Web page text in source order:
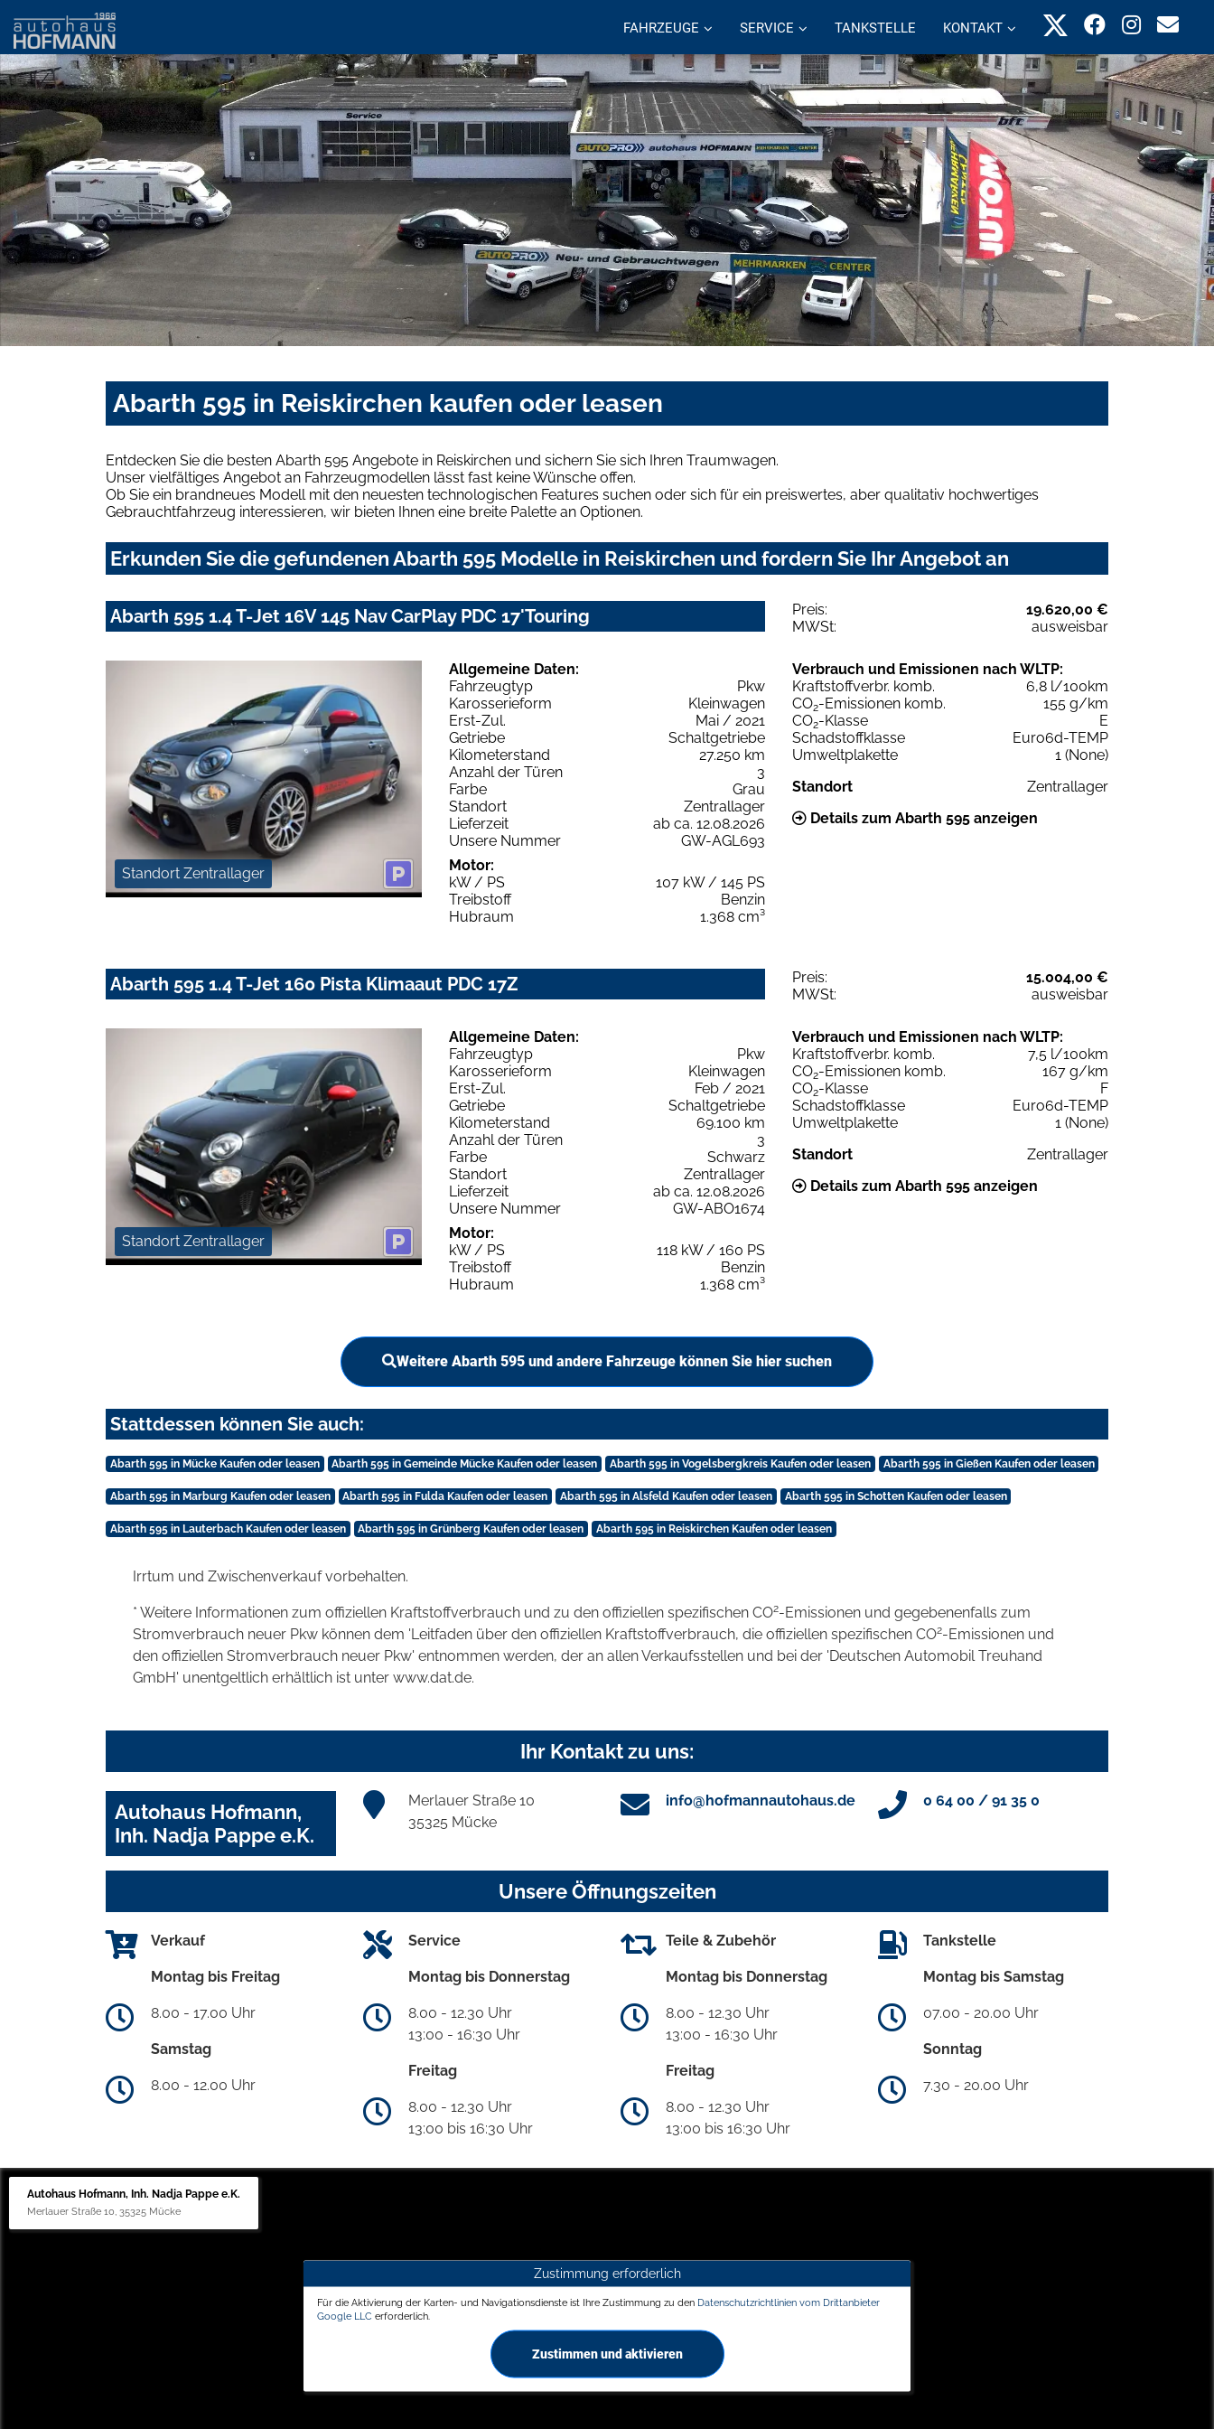
FAHRZEUGE SERVICE TANKSTELLE KONTAKT
Abarth 595 in Reiskirchen kaufen oder leasen
Entdecken Sie die besten Abarth 595 Angebote in Reiskirchen und sichern Sie sich Ihren Traumwagen.
Unser vielfältiges Angebot an Fahrzeugmodellen lässt fast keine Wünsche offen.
Ob Sie ein brandneues Modell mit den neuesten technologischen Features suchen oder sich für ein preiswertes, aber qualitativ hochwertiges
Gebrauchtfahrzeug interessieren, wir bieten Ihnen eine breite Palette an Optionen.
Erkunden Sie die gefundenen Abarth 595 Modelle in Reiskirchen und fordern Sie Ihr Angebot an
Abarth 595 1.4 T-Jet 16V 145 Nav CarPlay PDC 17'Touring Preis:
19.620,00 €
MWSt:
ausweisbar
Standort Zentrallager
Allgemeine Daten:
Fahrzeugtyp
Pkw
Karosserieform
Kleinwagen
Erst-Zul.
Mai / 2021
Getriebe
Schaltgetriebe
Kilometerstand
27.250 km
Anzahl der Türen
3
Farbe
Grau
Standort
Zentrallager
Lieferzeit
ab ca. 12.08.2026
Unsere Nummer
GW-AGL693
Motor:
kW / PS
107 kW / 145 PS
Treibstoff
Benzin
Hubraum
1.368 cm³
Verbrauch und Emissionen nach WLTP:
Kraftstoffverbr. komb.
6,8 l/100km
CO2-Emissionen komb.
155 g/km
CO2-Klasse
E
Schadstoffklasse
Euro6d-TEMP
Umweltplakette
1 (None)
Standort
Zentrallager
Details zum Abarth 595 anzeigen
Abarth 595 1.4 T-Jet 160 Pista Klimaaut PDC 17Z Preis:
15.004,00 €
MWSt:
ausweisbar
Standort Zentrallager
Allgemeine Daten:
Fahrzeugtyp
Pkw
Karosserieform
Kleinwagen
Erst-Zul.
Feb / 2021
Getriebe
Schaltgetriebe
Kilometerstand
69.100 km
Anzahl der Türen
3
Farbe
Schwarz
Standort
Zentrallager
Lieferzeit
ab ca. 12.08.2026
Unsere Nummer
GW-ABO1674
Motor:
kW / PS
118 kW / 160 PS
Treibstoff
Benzin
Hubraum
1.368 cm³
Verbrauch und Emissionen nach WLTP:
Kraftstoffverbr. komb.
7,5 l/100km
CO2-Emissionen komb.
167 g/km
CO2-Klasse
F
Schadstoffklasse
Euro6d-TEMP
Umweltplakette
1 (None)
Standort
Zentrallager
Details zum Abarth 595 anzeigen
Weitere Abarth 595 und andere Fahrzeuge können Sie hier suchen
Stattdessen können Sie auch:
Abarth 595 in Mücke Kaufen oder leasen Abarth 595 in Gemeinde Mücke Kaufen oder leasen Abarth 595 in Vogelsbergkreis Kaufen oder leasen Abarth 595 in Gießen Kaufen oder leasen
Abarth 595 in Marburg Kaufen oder leasen Abarth 595 in Fulda Kaufen oder leasen Abarth 595 in Alsfeld Kaufen oder leasen Abarth 595 in Schotten Kaufen oder leasen
Abarth 595 in Lauterbach Kaufen oder leasen Abarth 595 in Grünberg Kaufen oder leasen Abarth 595 in Reiskirchen Kaufen oder leasen
Irrtum und Zwischenverkauf vorbehalten.
* Weitere Informationen zum offiziellen Kraftstoffverbrauch und zu den offiziellen spezifischen CO2-Emissionen und gegebenenfalls zum
Stromverbrauch neuer Pkw können dem 'Leitfaden über den offiziellen Kraftstoffverbrauch, die offiziellen spezifischen CO2-Emissionen und
den offiziellen Stromverbrauch neuer Pkw' entnommen werden, der an allen Verkaufsstellen und bei der 'Deutschen Automobil Treuhand
GmbH' unentgeltlich erhältlich ist unter www.dat.de.
Ihr Kontakt zu uns:
Autohaus Hofmann,
Inh. Nadja Pappe e.K.
Merlauer Straße 10
35325 Mücke
info@hofmannautohaus.de 0 64 00 / 91 35 0
Unsere Öffnungszeiten
Verkauf
Montag bis Freitag
8.00 - 17.00 Uhr
Samstag
8.00 - 12.00 Uhr
Service
Montag bis Donnerstag
8.00 - 12.30 Uhr
13:00 - 16:30 Uhr
Freitag
8.00 - 12.30 Uhr
13:00 bis 16:30 Uhr
Teile & Zubehör
Montag bis Donnerstag
8.00 - 12.30 Uhr
13:00 - 16:30 Uhr
Freitag
8.00 - 12.30 Uhr
13:00 bis 16:30 Uhr
Tankstelle
Montag bis Samstag
07.00 - 20.00 Uhr
Sonntag
7.30 - 20.00 Uhr
Autohaus Hofmann, Inh. Nadja Pappe e.K.
Merlauer Straße 10, 35325 Mücke
Zustimmung erforderlich
Für die Aktivierung der Karten- und Navigationsdienste ist Ihre Zustimmung zu den Datenschutzrichtlinien vom Drittanbieter
Google LLC erforderlich.
Zustimmen und aktivieren